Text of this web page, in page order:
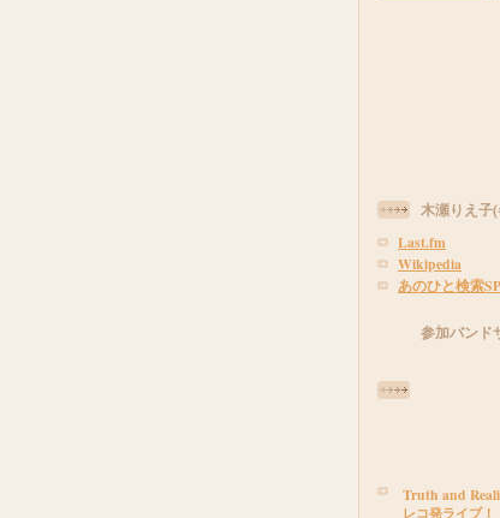
木瀬りえ子
Last.fm
Wikipedia
あのひと検索
参加バンド
Truth and
レコ発ライブ！